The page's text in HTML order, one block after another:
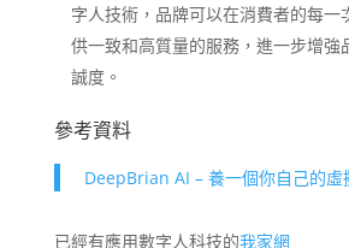
字人技術，品牌可以在消費者的每一
供一致和高質量的服務，進一步增強
誠度。
參考資料
DeepBrian AI – 養一個你自己的虛
已經有應用數字人科技的我家網